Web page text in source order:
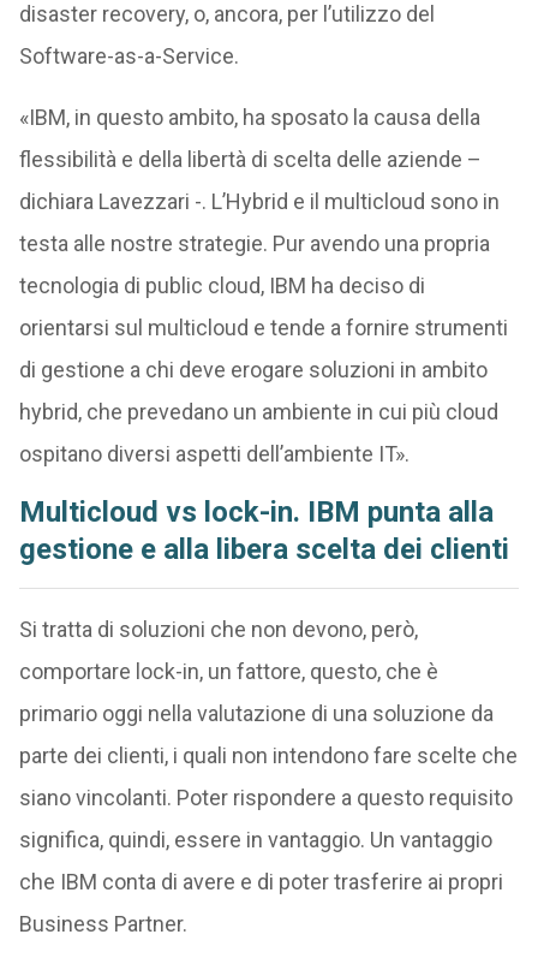
disaster recovery, o, ancora, per l’utilizzo del
Software-as-a-Service.
«IBM, in questo ambito, ha sposato la causa della
flessibilità e della libertà di scelta delle aziende –
dichiara Lavezzari -. L’Hybrid e il multicloud sono in
testa alle nostre strategie. Pur avendo una propria
tecnologia di public cloud, IBM ha deciso di
orientarsi sul multicloud e tende a fornire strumenti
di gestione a chi deve erogare soluzioni in ambito
hybrid, che prevedano un ambiente in cui più cloud
ospitano diversi aspetti dell’ambiente IT».
Multicloud vs lock-in. IBM punta alla
gestione e alla libera scelta dei clienti
Si tratta di soluzioni che non devono, però,
comportare lock-in, un fattore, questo, che è
primario oggi nella valutazione di una soluzione da
parte dei clienti, i quali non intendono fare scelte che
siano vincolanti. Poter rispondere a questo requisito
significa, quindi, essere in vantaggio. Un vantaggio
che IBM conta di avere e di poter trasferire ai propri
Business Partner.